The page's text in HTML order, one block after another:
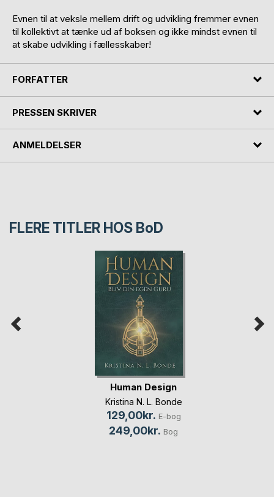
Evnen til at veksle mellem drift og udvikling fremmer evnen
til kollektivt at tænke ud af boksen og ikke mindst evnen til
at skabe udvikling i fællesskaber!
FORFATTER
PRESSEN SKRIVER
ANMELDELSER
FLERE TITLER HOS BoD
Human Design
Kristina N. L. Bonde
129,00kr. E-bog
249,00kr. Bog